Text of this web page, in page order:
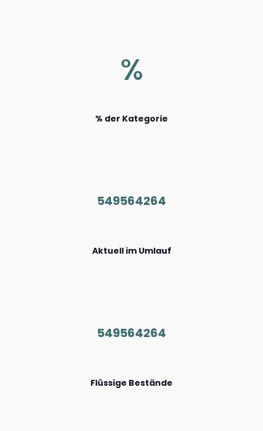
%
% der Kategorie
549564264
Aktuell im Umlauf
549564264
Flüssige Bestände